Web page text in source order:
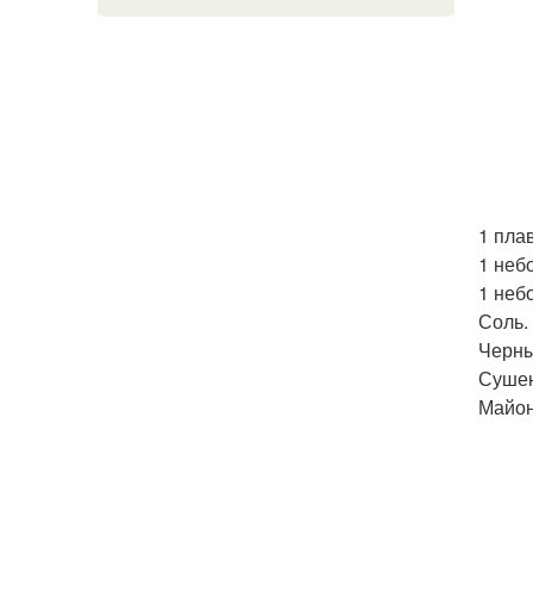
1
1
1
Соль.